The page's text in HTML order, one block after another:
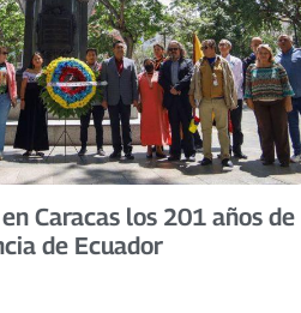
Caracas los 201 años de
de Ecuador